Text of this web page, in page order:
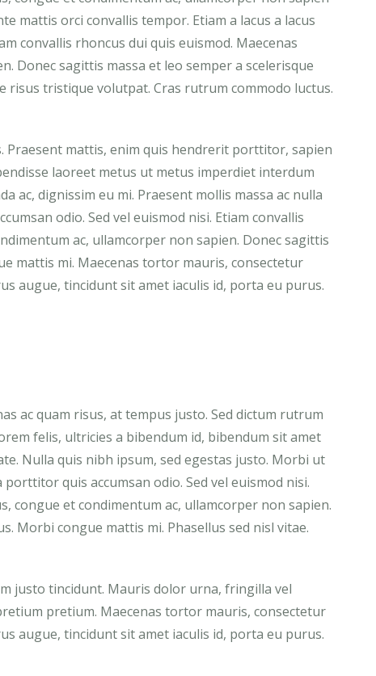
mattis orci convallis tempor. Etiam a lacus a lacus
convallis rhoncus dui quis euismod. Maecenas
Donec sagittis massa et leo semper a scelerisque
risus tristique volutpat. Cras rutrum commodo luctus.
Praesent mattis, enim quis hendrerit porttitor, sapien
laoreet metus ut metus imperdiet interdum
ac, dignissim eu mi. Praesent mollis massa ac nulla
odio. Sed vel euismod nisi. Etiam convallis
ac, ullamcorper non sapien. Donec sagittis
mattis mi. Maecenas tortor mauris, consectetur
augue, tincidunt sit amet iaculis id, porta eu purus.
ac quam risus, at tempus justo. Sed dictum rutrum
felis, ultricies a bibendum id, bibendum sit amet
Nulla quis nibh ipsum, sed egestas justo. Morbi ut
quis accumsan odio. Sed vel euismod nisi.
congue et condimentum ac, ullamcorper non sapien.
Morbi congue mattis mi. Phasellus sed nisl vitae.
justo tincidunt. Mauris dolor urna, fringilla vel
pretium. Maecenas tortor mauris, consectetur
augue, tincidunt sit amet iaculis id, porta eu purus.